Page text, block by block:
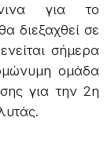
για το
διεξαχθεί σε
σήμερα
ομάδα
για την 2η